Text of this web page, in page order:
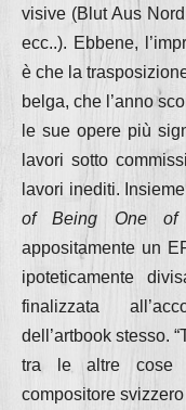
visive (Blut Aus
ecc..). Ebbene,
è che la
belga, che l’anno
le sue opere più
lavori sotto
lavori inediti.
of Being One of
appositamente un
ipoteticamente
finalizzata
dell’artbook stesso.
tra le altre cose
compositore